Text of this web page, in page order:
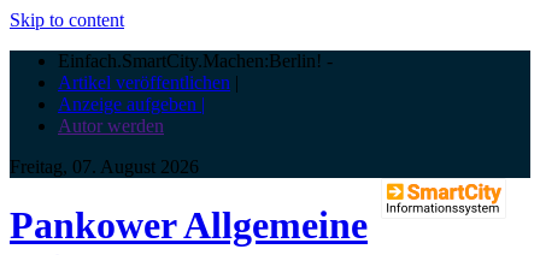
Skip to content
Einfach.SmartCity.Machen:Berlin! -
Artikel veröffentlichen |
Anzeige aufgeben |
Autor werden
Freitag, 07. August 2026
Pankower Allgemeine